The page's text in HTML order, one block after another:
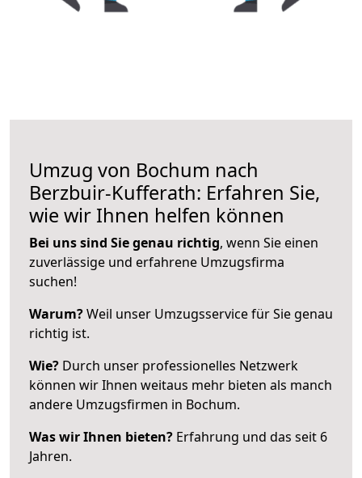
Umzug von Bochum nach
Berzbuir-Kufferath: Erfahren Sie,
wie wir Ihnen helfen können
Bei uns sind Sie genau richtig, wenn Sie einen
zuverlässige und erfahrene Umzugsfirma
suchen!
Warum?Weil unser Umzugsservice für Sie genau
richtig ist.
Wie? Durch unser professionelles Netzwerk
können wir Ihnen weitaus mehr bieten als manch
andere Umzugsfirmen in Bochum.
Was wir Ihnen bieten? Erfahrung und das seit 6
Jahren.